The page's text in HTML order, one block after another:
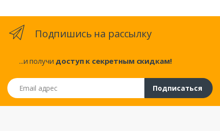
Подпишись на рассылку
...и получи доступ к секретным скидкам!
Email адрес
Подписаться